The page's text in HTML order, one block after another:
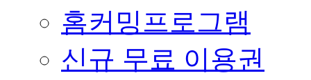
홈커밍프로그램
신규 무료 이용권